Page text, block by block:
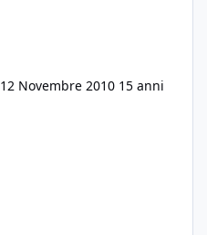
12 Novembre 2010 15 anni